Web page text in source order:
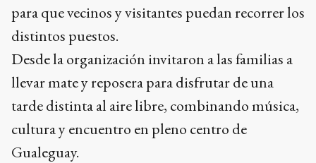
para que vecinos y visitantes puedan recorrer los
distintos puestos.
Desde la organización invitaron a las familias a
llevar mate y reposera para disfrutar de una
tarde distinta al aire libre, combinando música,
cultura y encuentro en pleno centro de
Gualeguay.